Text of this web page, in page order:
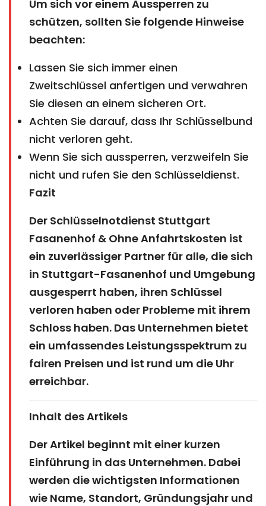
Um sich vor einem Aussperren zu
schützen, sollten Sie folgende Hinweise
beachten:
Lassen Sie sich immer einen
Zweitschlüssel anfertigen und verwahren
Sie diesen an einem sicheren Ort.
Achten Sie darauf, dass Ihr Schlüsselbund
nicht verloren geht.
Wenn Sie sich aussperren, verzweifeln Sie
nicht und rufen Sie den Schlüsseldienst.
Fazit
Der Schlüsselnotdienst Stuttgart
Fasanenhof & Ohne Anfahrtskosten ist
ein zuverlässiger Partner für alle, die sich
in Stuttgart-Fasanenhof und Umgebung
ausgesperrt haben, ihren Schlüssel
verloren haben oder Probleme mit ihrem
Schloss haben. Das Unternehmen bietet
ein umfassendes Leistungsspektrum zu
fairen Preisen und ist rund um die Uhr
erreichbar.
Inhalt des Artikels
Der Artikel beginnt mit einer kurzen
Einführung in das Unternehmen. Dabei
werden die wichtigsten Informationen
wie Name, Standort, Gründungsjahr und